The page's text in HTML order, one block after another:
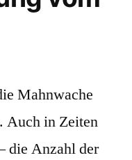
Mahnwache
Auch in Zeiten
die Anzahl der